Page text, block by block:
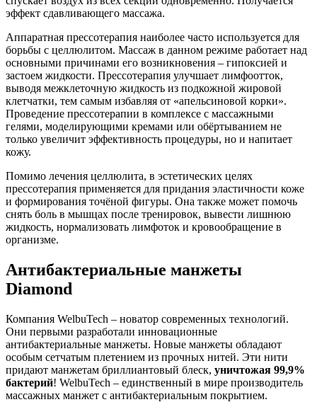
эффект сдавливающего массажа.
Аппаратная прессотерапия наиболее часто используется для
борьбы с целлюлитом. Массаж в данном режиме работает над
основными причинами его возникновения – гипоксией и
застоем жидкости. Прессотерапия улучшает лимфоотток,
выводя межклеточную жидкость из подкожной жировой
клетчатки, тем самым избавляя от «апельсиновой корки».
Проведение прессотерапии в комплексе с массажными
гелями, моделирующими кремами или обёртыванием не
только увеличит эффективность процедуры, но и напитает
кожу.
Помимо лечения целлюлита, в эстетических целях
прессотерапия применяется для придания эластичности коже
и формирования точёной фигуры. Она также может помочь
снять боль в мышцах после тренировок, вывести лишнюю
жидкость, нормализовать лимфоток и кровообращение в
организме.
Антибактериальные манжеты
Diamond
Компания WelbuTech – новатор современных технологий.
Они первыми разработали инновационные
антибактериальные манжеты. Новые манжеты обладают
особым сетчатым плетением из прочных нитей. Эти нити
придают манжетам бриллиантовый блеск, уничтожая 99,9%
бактерий! WelbuTech – единственный в мире производитель
массажных манжет с антибактериальным покрытием.